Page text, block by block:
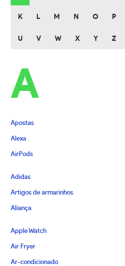
K L M N O P
U V W X Y Z
A
Apostas
Alexa
AirPods
Adidas
Artigos de armarinhos
Aliança
Apple Watch
Air Fryer
Ar-condicionado